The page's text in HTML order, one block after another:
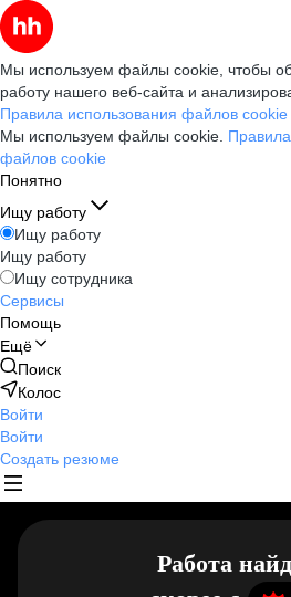
Мы используем файлы cookie, чтобы
работу нашего веб-сайта и
Правила использования файлов cookie
Мы используем файлы cookie.
файлов cookie
Понятно
Ищу работу
Ищу работу
Ищу работу
Ищу сотрудника
Сервисы
Помощь
Ещё
Поиск
Колос
Войти
Войти
Создать резюме
Работа